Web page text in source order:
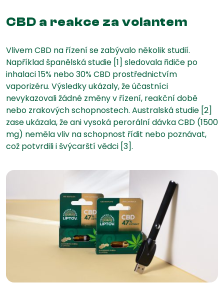
CBD a reakce za volantem
Vlivem CBD na řízení se zabývalo několik studií.
Například španělská studie [1] sledovala řidiče po
inhalaci 15% nebo 30% CBD prostřednictvím
vaporizéru. Výsledky ukázaly, že účastníci
nevykazovali žádné změny v řízení, reakční době
nebo zrakových schopnostech. Australská studie [2]
zase ukázala, že ani vysoká perorální dávka CBD (1500
mg) neměla vliv na schopnost řídit nebo poznávat,
což potvrdili i švýcarští vědci [3].